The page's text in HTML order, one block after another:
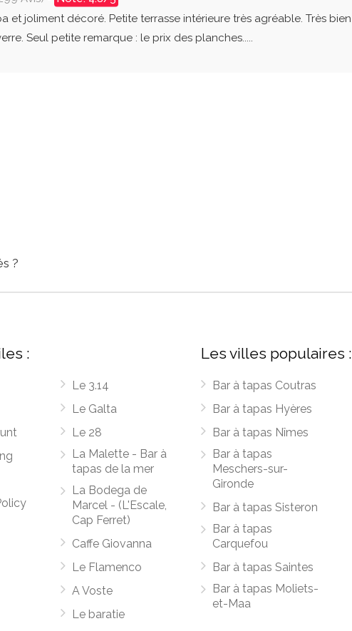
et joliment décoré. Petite terrasse intérieure très agréable. Très bien
Seul petite remarque : le prix des planches.....
?
:
Le 3.14
Le Galta
Le 28
La Malette - Bar à
tapas de la mer
La Bodega de
Marcel - (L'Escale,
Cap Ferret)
Caffe Giovanna
Le Flamenco
A Voste
Le baratie
Les villes populaires :
Bar à tapas Coutras
Bar à tapas Hyères
Bar à tapas Nîmes
Bar à tapas
Meschers-sur-
Gironde
Bar à tapas Sisteron
Bar à tapas
Carquefou
Bar à tapas Saintes
Bar à tapas Moliets-
et-Maa